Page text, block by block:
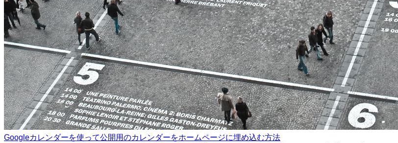
Googleカレンダーを使って公開用のカレンダーをホームページに埋め込む方法